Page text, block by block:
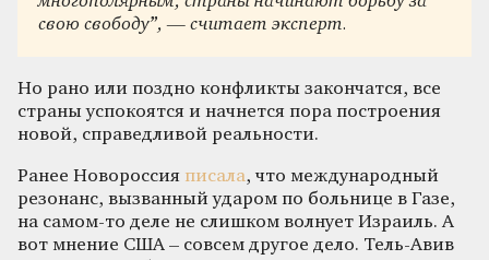
свою свободу”, — считает эксперт.
Но рано или поздно конфликты закончатся, все
страны успокоятся и начнется пора построения
новой, справедливой реальности.
Ранее Новороссия писала, что международный
резонанс, вызванный ударом по больнице в Газе,
на самом-то деле не слишком волнует Израиль. А
вот мнение США – совсем другое дело. Тель-Авив